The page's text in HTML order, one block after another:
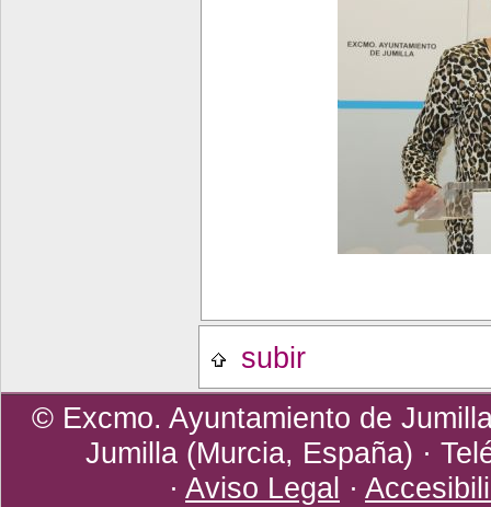
subir
© Excmo. Ayuntamiento de
Jumilla (Murcia, España) ·
· Aviso Legal ·